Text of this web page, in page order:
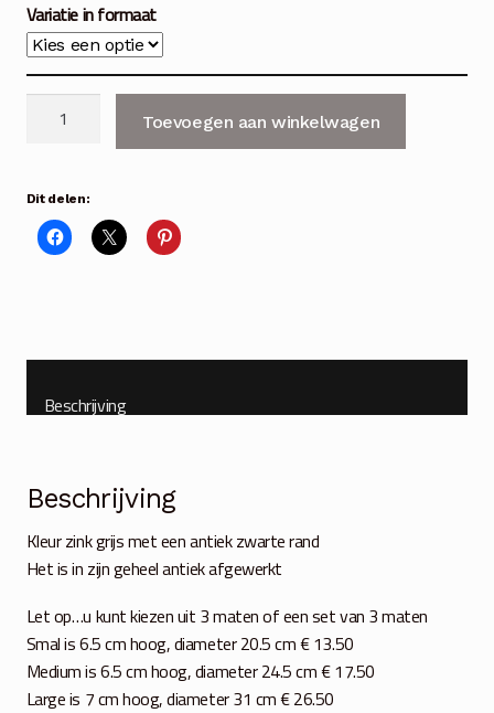
Variatie in formaat
schaal
S-
M-
Toevoegen aan winkelwagen
Dit delen:
Beschrijving
Beschrijving
Kleur zink grijs met een antiek zwarte rand
Het is in zijn geheel antiek afgewerkt
Let op…u kunt kiezen uit 3 maten of een set van 3 maten
Smal is 6.5 cm hoog, diameter 20.5 cm € 13.50
Medium is 6.5 cm hoog, diameter 24.5 cm € 17.50
Large is 7 cm hoog, diameter 31 cm € 26.50